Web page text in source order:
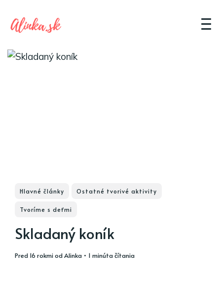
Hlavné články Ostatné tvorivé aktivity
Tvoríme s deťmi
Skladaný koník
pred 16 rokmiodAlinka • 1 minúta čítania